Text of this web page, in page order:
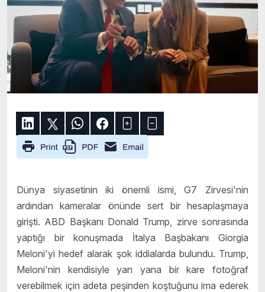
Dünya siyasetinin iki önemli ismi, G7 Zirvesi'nin
ardından kameralar önünde sert bir hesaplaşmaya
girişti. ABD Başkanı Donald Trump, zirve sonrasında
yaptığı bir konuşmada İtalya Başbakanı Giorgia
Meloni'yi hedef alarak şok iddialarda bulundu. Trump,
Meloni'nin kendisiyle yan yana bir kare fotoğraf
verebilmek için adeta peşinden koştuğunu ima ederek